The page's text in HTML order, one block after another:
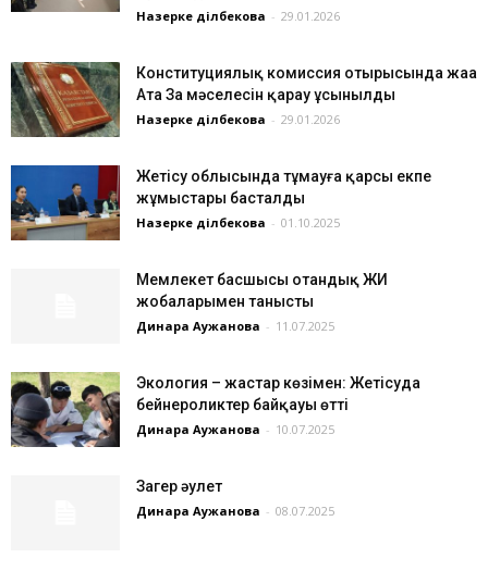
Назерке Әділбекова - 29.01.2026
Конституциялық комиссия отырысында жаңа
Ата Заң мәселесін қарау ұсынылды
Назерке Әділбекова - 29.01.2026
Жетісу облысында тұмауға қарсы екпе
жұмыстары басталды
Назерке Әділбекова - 01.10.2025
Мемлекет басшысы отандық ЖИ
жобаларымен танысты
Динара Аужанова - 11.07.2025
Экология – жастар көзімен: Жетісуда
бейнероликтер байқауы өтті
Динара Аужанова - 10.07.2025
Заңгер әулет
Динара Аужанова - 08.07.2025